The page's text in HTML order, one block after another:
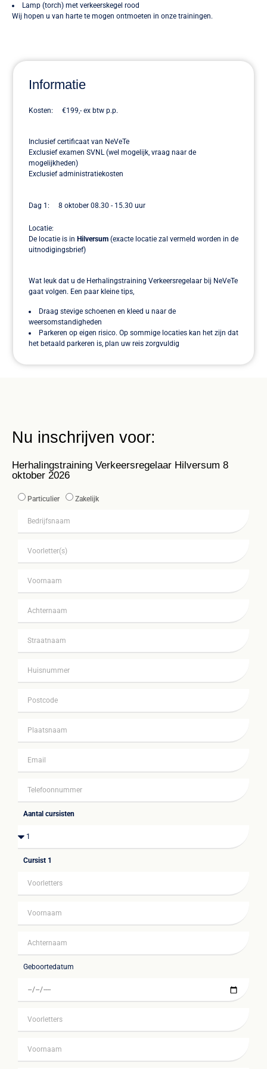
Lamp (torch) met verkeerskegel rood
Wij hopen u van harte te mogen ontmoeten in onze trainingen.
Informatie
Kosten: €199,- ex btw p.p.
Inclusief certificaat van NeVeTe
Exclusief examen SVNL (wel mogelijk, vraag naar de
mogelijkheden)
Exclusief administratiekosten
Dag 1: 8 oktober 08.30 - 15.30 uur
Locatie:
De locatie is in Hilversum (exacte locatie zal vermeld worden in de
uitnodigingsbrief)
Wat leuk dat u de Herhalingstraining Verkeersregelaar bij NeVeTe
gaat volgen. Een paar kleine tips,
Draag stevige schoenen en kleed u naar de
weersomstandigheden
Parkeren op eigen risico. Op sommige locaties kan het zijn dat
het betaald parkeren is, plan uw reis zorgvuldig
Nu inschrijven voor:
Herhalingstraining Verkeersregelaar Hilversum 8
oktober 2026
Particulier Zakelijk
Aantal cursisten
Cursist 1
Geboortedatum